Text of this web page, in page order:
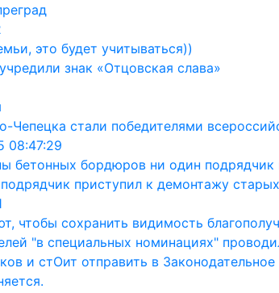
это будет учитываться))
знак «Отцовская слава»
Чепецка стали победителями
08:47:29
бетонных бордюров ни один подрядчик
приступил к демонтажу
чтобы сохранить видимость
"в специальных номинациях"
и стОит отправить в